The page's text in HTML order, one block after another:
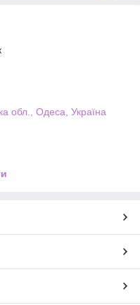
обл., Одеса, Україна